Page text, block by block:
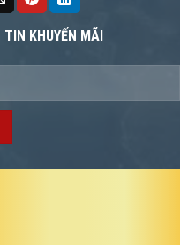
KHUYẾN MÃI